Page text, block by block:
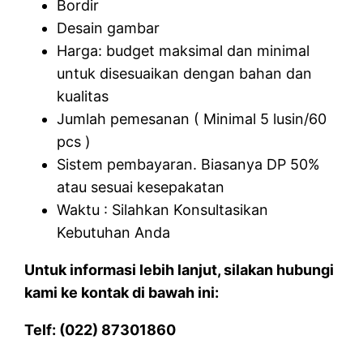
Bordir
Desain gambar
Harga: budget maksimal dan minimal
untuk disesuaikan dengan bahan dan
kualitas
Jumlah pemesanan ( Minimal 5 lusin/60
pcs )
Sistem pembayaran. Biasanya DP 50%
atau sesuai kesepakatan
Waktu : Silahkan Konsultasikan
Kebutuhan Anda
Untuk informasi lebih lanjut, silakan hubungi
kami ke kontak di bawah ini:
Telf: (022) 87301860